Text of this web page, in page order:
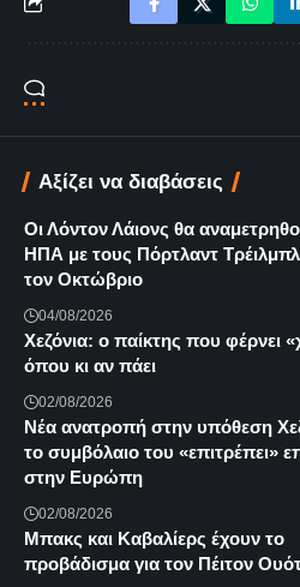
Αξίζει να διαβάσεις
Οι Λόντον Λάιονς θα
ΗΠΑ με τους Πόρτλαντ
τον Οκτώβριο
04/08/2026
Χεζόνια: ο παίκτης που φέρνει
όπου κι αν πάει
02/08/2026
Νέα ανατροπή στην υπόθεση
το συμβόλαιο του «επιτρέπει»
στην Ευρώπη
02/08/2026
Μπακς και Καβαλίερς έχουν το
προβάδισμα για τον Πέιτον